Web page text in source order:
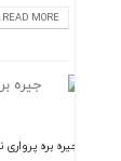
READ MORE...
جیره بره